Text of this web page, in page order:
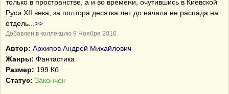
только в пространстве, а и во времени, очутившись в Киевской
Руси XII века, за полтора десятка лет до начала ее распада на
отдель
>>
Добавлен в коллекцию 9 Ноября 2016
Автор: Архипов Андрей Михайлович
Жанры: Фантастика
Размер: 199 Кб
Статус: Закончен